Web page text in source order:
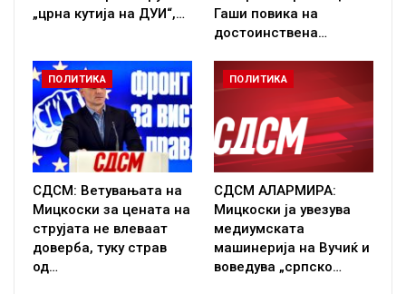
„црна кутија на ДУИ“,…
Гаши повика на
достоинствена…
ПОЛИТИКА
СДСМ: Ветувањата на
Мицкоски за цената на
струјата не влеваат
доверба, туку страв
од…
ПОЛИТИКА
СДСМ АЛАРМИРА:
Мицкоски ја увезува
медиумската
машинерија на Вучиќ и
воведува „српско…